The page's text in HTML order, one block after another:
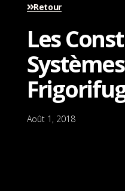
Retour
Les
Août 1, 2018